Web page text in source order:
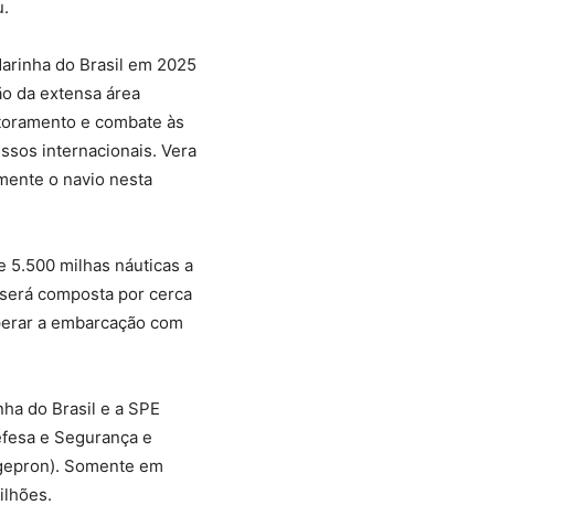
do Brasil em 2025
da extensa área
e combate às
internacionais. Vera
o navio nesta
5.500 milhas náuticas a
composta por cerca
a embarcação com
do Brasil e a SPE
e Segurança e
Somente em